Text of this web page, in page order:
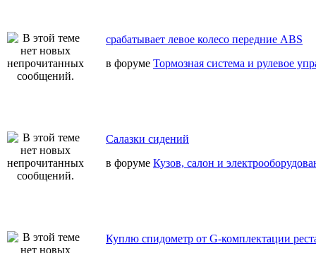
срабатывает левое колесо передние ABS
в форуме Тормозная система и рулевое
Салазки сидений
в форуме Кузов, салон и
Куплю спидометр от G-комплектации